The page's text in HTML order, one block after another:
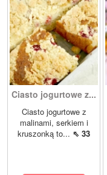
Ciasto jogurtowe z...
Ciasto jogurtowe z
malinami, serkiem i
kruszonką to... ⇖ 33